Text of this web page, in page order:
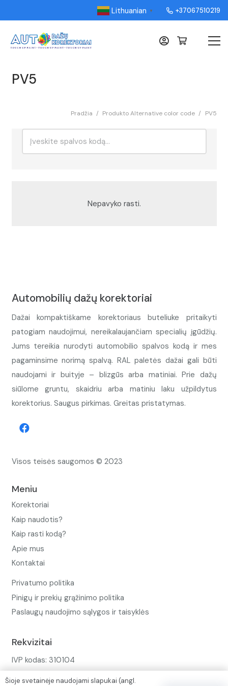
Lithuanian ▼ +37067510219
PV5
Pradžia / Produkto Alternative color code / PV5
Nepavyko rasti.
Automobilių dažų korektoriai
Dažai kompaktiškame korektoriaus buteliuke pritaikyti
patogiam naudojimui, nereikalaujančiam specialių įgūdžių.
Jums tereikia nurodyti automobilio spalvos kodą ir mes
pagaminsime norimą spalvą. RAL paletės dažai gali būti
naudojami ir buityje – blizgūs arba matiniai. Prie dažų
siūlome gruntu, skaidriu arba matiniu laku užpildytus
korektorius. Saugus pirkimas. Greitas pristatymas.
Visos teisės saugomos © 2023
Meniu
Korektoriai
Kaip naudotis?
Kaip rasti kodą?
Apie mus
Kontaktai
Privatumo politika
Pinigų ir prekių grąžinimo politika
Paslaugų naudojimo sąlygos ir taisyklės
Rekvizitai
IVP kodas: 310104
Šioje svetainėje naudojami slapukai (angl.